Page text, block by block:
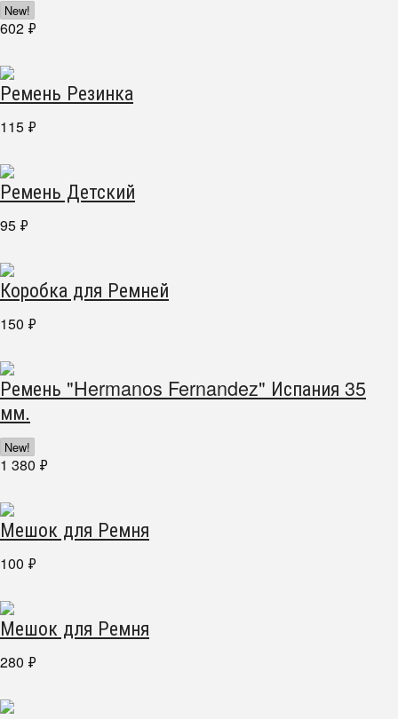
New!
602 ₽
Ремень Резинка
115 ₽
Ремень Детский
95 ₽
Коробка для Ремней
150 ₽
Ремень "Hermanos Fernandez" Испания 35
мм.
New!
1 380 ₽
Мешок для Ремня
100 ₽
Мешок для Ремня
280 ₽